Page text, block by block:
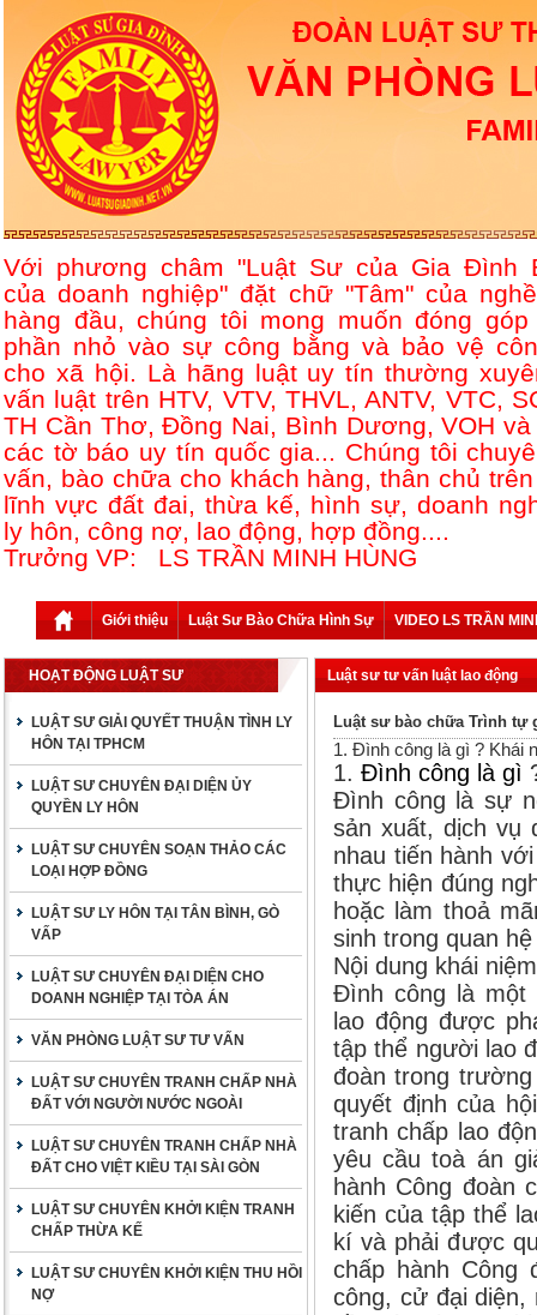
Với phương châm "Luật Sư của Gia Đình
của doanh nghiệp" đặt chữ "Tâm" của
hàng đầu, chúng tôi mong muốn đóng góp
phần nhỏ vào sự công bằng và bảo vệ
cho xã hội. Là hãng luật uy tín thường
vấn luật trên HTV, VTV, THVL, ANTV, VTC,
TH Cần Thơ, Đồng Nai, Bình Dương, VOH và
các tờ báo uy tín quốc gia... Chúng tôi
vấn, bào chữa cho khách hàng, thân chủ
lĩnh vực đất đai, thừa kế, hình sự, doanh
ly hôn, công nợ, lao động, hợp đồng....
Trưởng VP: LS TRẦN MINH HÙNG
Giới thiệu Luật Sư Bào Chữa Hình Sự VIDEO LS TRẦN
HOẠT ĐỘNG LUẬT SƯ
LUẬT SƯ GIẢI QUYẾT THUẬN TÌNH LY
HÔN TẠI TPHCM
LUẬT SƯ CHUYÊN ĐẠI DIỆN ỦY
QUYỀN LY HÔN
LUẬT SƯ CHUYÊN SOẠN THẢO CÁC
LOẠI HỢP ĐỒNG
LUẬT SƯ LY HÔN TẠI TÂN BÌNH, GÒ
VẤP
LUẬT SƯ CHUYÊN ĐẠI DIỆN CHO
DOANH NGHIỆP TẠI TÒA ÁN
VĂN PHÒNG LUẬT SƯ TƯ VẤN
LUẬT SƯ CHUYÊN TRANH CHẤP NHÀ
ĐẤT VỚI NGƯỜI NƯỚC NGOÀI
LUẬT SƯ CHUYÊN TRANH CHẤP NHÀ
ĐẤT CHO VIỆT KIỀU TẠI SÀI GÒN
LUẬT SƯ CHUYÊN KHỞI KIỆN TRANH
CHẤP THỪA KẾ
LUẬT SƯ CHUYÊN KHỞI KIỆN THU HỒI
NỢ
Luật sư tư vấn luật lao động
Luật sư bào chữa Trình tự
1. Đình công là gì ? Khái
1. Đình công là gì
Đình công là sự
sản xuất, dịch vụ
nhau tiến hành
thực hiện đúng
hoặc làm thoả
sinh trong quan
Nội dung khái
Đình công là một
lao động được
tập thể người lao
đoàn trong
quyết định của
tranh chấp lao
yêu cầu toà án
hành Công đoàn
kiến của tập thể
kí và phải được
chấp hành Công
công, cử đại diện,